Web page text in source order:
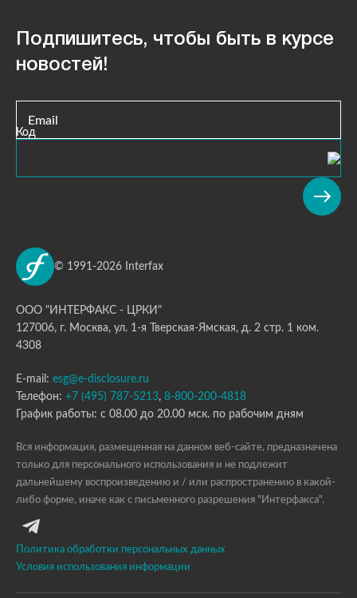
Подпишитесь, чтобы быть в курсе
новостей!
Email
Код
© 1991-2026 Interfax
ООО "ИНТЕРФАКС - ЦРКИ"
127006, г. Москва, ул. 1-я Тверская-Ямская, д. 2 стр. 1 ком.
4308
E-mail: esg@e-disclosure.ru
Телефон: +7 (495) 787-5213, 8-800-200-4818
График работы: с 08.00 до 20.00 мск. по рабочим дням
Вся информация, размещенная на данном веб-сайте, предназначена
только для персонального использования и не подлежит
дальнейшему воспроизведению и / или распространению в какой-
либо форме, иначе как с письменного разрешения "Интерфакса".
Политика обработки персональных данных
Условия использования информации